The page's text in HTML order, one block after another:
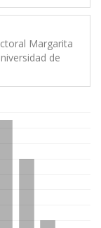
Margarita
de